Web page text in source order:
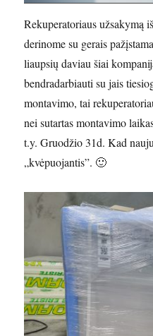
Rekuperatoriaus užsakymą
derinome su gerais
liaupsių daviau šiai
bendradarbiauti su jais
montavimo, tai
nei sutartas montavimo
t.y. Gruodžio 31d. Kad
„kvėpuojantis”. 🙂